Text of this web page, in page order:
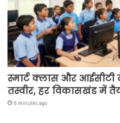
स्मार्ट क्लास और
तस्वीर, हर विकासखंड में
6 minutes ago